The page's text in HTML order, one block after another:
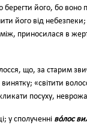
берегти його, бо воно
його від небезпеки;
приносилася в
що, за старим
«світити
посуху,
у сполученні во́лос